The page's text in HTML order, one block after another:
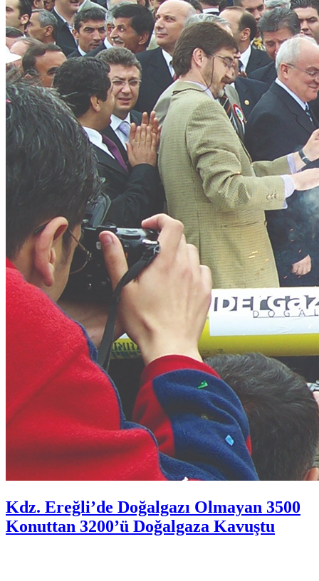
Kdz. Ereğli’de Doğalgazı Olmayan 3500
Konuttan 3200’ü Doğalgaza Kavuştu